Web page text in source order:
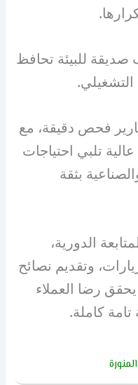
للبيئة تحافظ
فحص دقيقة، مع
تلبي احتياجات
بثقة
الدورية،
وتقديم نصائح
رضا العملاء
تامة كاملة.